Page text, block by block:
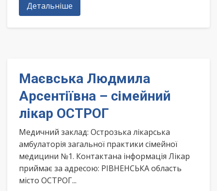
Детальніше
Маєвська Людмила
Арсентіївна – сімейний
лікар ОСТРОГ
Медичний заклад: Острозька лікарська
амбулаторія загальної практики сімейної
медицини №1. Контактана інформація Лікар
приймає за адресою: РІВНЕНСЬКА область
місто ОСТРОГ...